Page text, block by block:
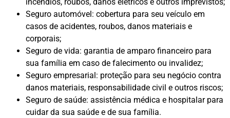
incêndios, roubos, danos elétricos e outros imprevistos;
Seguro automóvel: cobertura para seu veículo em
casos de acidentes, roubos, danos materiais e
corporais;
Seguro de vida: garantia de amparo financeiro para
sua família em caso de falecimento ou invalidez;
Seguro empresarial: proteção para seu negócio contra
danos materiais, responsabilidade civil e outros riscos;
Seguro de saúde: assistência médica e hospitalar para
cuidar da sua saúde e de sua família.